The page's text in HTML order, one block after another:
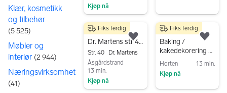
Klær, kosmetikk
og tilbehør
(5 525)
Møbler og
interiør (2 944)
Næringsvirksomhet
(41)
Kjøp nå
400 kr
Dr. Martens str 40 ankelstøvler
Str. 40
Dr. Martens
Åsgårdstrand
13 min.
Kjøp nå
Fiks ferdig
Legg til som favoritt.
250 kr
Baking /
kakedekorering /
utstikkere
Horten
13 min.
Kjøp nå
Fiks ferdig
Gå til annonsen